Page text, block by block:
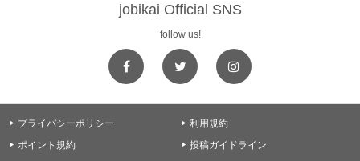
jobikai Official SNS
follow us!
 プライバシーポリシー  利用規約
 ポイント規約  投稿ガイドライン